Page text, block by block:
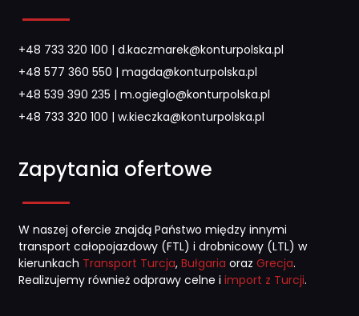
+48 733 320 100 |d.kaczmarek@konturpolska.pl
+48 577 360 550 |magda@konturpolska.pl
+48 539 390 235 |m.ogieglo@konturpolska.pl
+48 733 320 100 |w.kieczka@konturpolska.pl
Zapytania ofertowe
W naszej ofercie znajdą Państwo między innymi
transport całopojazdowy (FTL) i drobnicowy (LTL) w
kierunkach Transport Turcja,Bułgaria orazGrecja.
Realizujemy również odprawy celne iimport z Turcji.